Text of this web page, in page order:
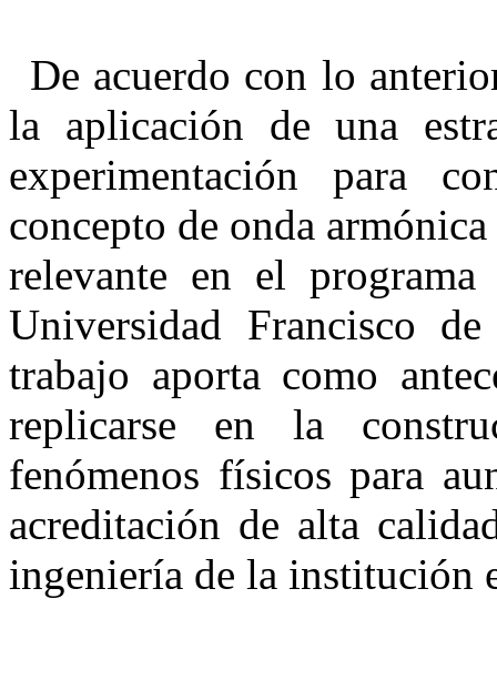
De acuerdo con lo
la aplicación de una
experimentación para
concepto de onda
relevante en el
Universidad Francisco
trabajo aporta como
replicarse en la
fenómenos físicos para
acreditación de alta
ingeniería de la institución